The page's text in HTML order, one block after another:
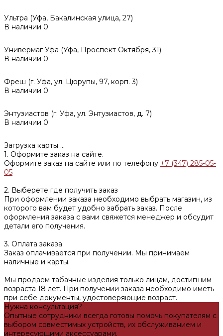
Ультра (Уфа, Бакалинская улица, 27)
В наличии 0
Универмаг Уфа (Уфа, Проспект Октября, 31)
В наличии 0
Фреш (г‌. Уфа, ул. Цюрупы, 97, корп. 3)
В наличии 0
Энтузиастов (г. Уфа, ул. Энтузиастов, д. 7)
В наличии 0
Загрузка карты ...
1. Оформите заказ на сайте.
Оформите заказ на сайте или по телефону +7 (347) 285-05-
05
2. Выберете где получить заказ
При оформлении заказа необходимо выбрать магазин, из
которого вам будет удобно забрать заказ. После
оформления заказа с вами свяжется менеджер и обсудит
детали его получения.
3. Оплата заказа
Заказ оплачивается при получении. Мы принимаем
наличные и карты.
Мы продаем табачные изделия только лицам, достигшим
возраста 18 лет. При получении заказа необходимо иметь
при себе документы, удостоверяющие возраст.
Нужна консультация?
Опытные сотрудники всегда готовы помочь покупателям с
выбором совместимых устройств, их обслуживанием и
интересующими аксессуарами.